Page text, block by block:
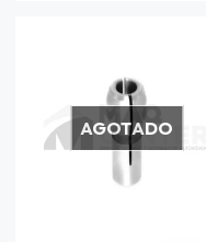
AGOTADO